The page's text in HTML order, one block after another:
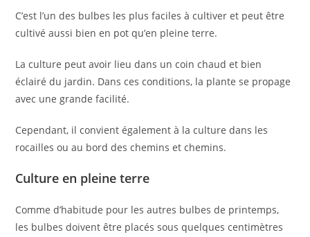
C’est l’un des bulbes les plus faciles à cultiver et peut être
cultivé aussi bien en pot qu’en pleine terre.
La culture peut avoir lieu dans un coin chaud et bien
éclairé du jardin. Dans ces conditions, la plante se propage
avec une grande facilité.
Cependant, il convient également à la culture dans les
rocailles ou au bord des chemins et chemins.
Culture en pleine terre
Comme d’habitude pour les autres bulbes de printemps,
les bulbes doivent être placés sous quelques centimètres